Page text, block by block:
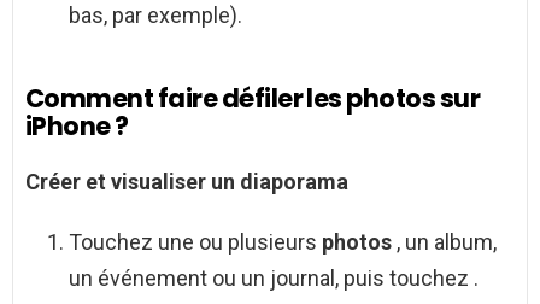
bas, par exemple).
Comment faire défiler les photos sur
iPhone ?
Créer et visualiser un diaporama
Touchez une ou plusieurs photos , un album,
un événement ou un journal, puis touchez .